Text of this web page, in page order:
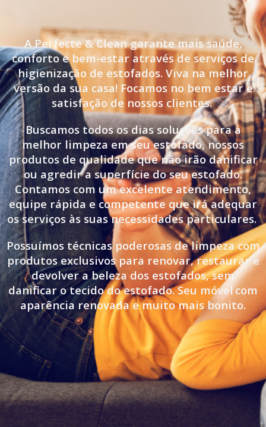
A Perfecte & Clean garante mais saúde,
conforto e bem-estar através de serviços de
higienização de estofados. Viva na melhor
versão da sua casa! Focamos no bem estar e
satisfação de nossos clientes.
Buscamos todos os dias soluções para a
melhor limpeza em seu estofado, nossos
produtos de qualidade que não irão danificar
ou agredir a superfície do seu estofado.
Contamos com um excelente atendimento,
equipe rápida e competente que irá adequar
os serviços às suas necessidades particulares.
Possuímos técnicas poderosas de limpeza com
produtos exclusivos para renovar, restaurar e
devolver a beleza dos estofados, sem
danificar o tecido do estofado. Seu móvelcom
aparência renovada e muito mais bonito.